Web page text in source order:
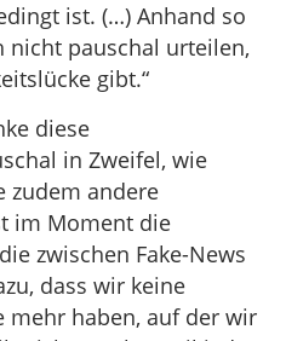
ist. (…) Anhand so
nicht pauschal urteilen,
gibt.“
diese
in Zweifel, wie
zudem andere
im Moment die
zwischen Fake-News
dass wir keine
mehr haben, auf der wir